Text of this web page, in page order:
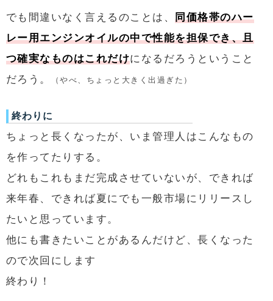
でも間違いなく言えるのことは、同価格帯のハー
レー用エンジンオイルの中で性能を担保でき、且
つ確実なものはこれだけになるだろうということ
だろう。
（やべ、ちょっと大きく出過ぎた）
終わりに
ちょっと長くなったが、いま管理人はこんなもの
を作ってたりする。
どれもこれもまだ完成させていないが、できれば
来年春、できれば夏にでも一般市場にリリースし
たいと思っています。
他にも書きたいことがあるんだけど、長くなった
ので次回にします
終わり！